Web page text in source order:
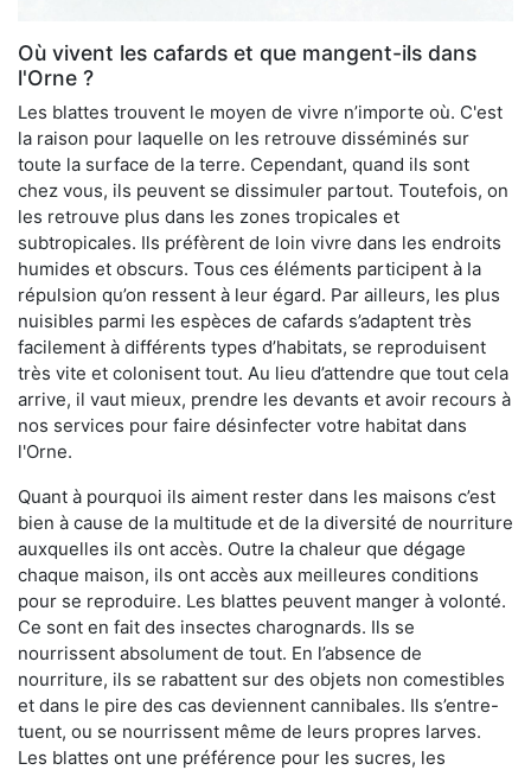
Où vivent les cafards et que mangent-ils dans
l'Orne ?
Les blattes trouvent le moyen de vivre n’importe où. C'est
la raison pour laquelle on les retrouve disséminés sur
toute la surface de la terre. Cependant, quand ils sont
chez vous, ils peuvent se dissimuler partout. Toutefois, on
les retrouve plus dans les zones tropicales et
subtropicales. Ils préfèrent de loin vivre dans les endroits
humides et obscurs. Tous ces éléments participent à la
répulsion qu’on ressent à leur égard. Par ailleurs, les plus
nuisibles parmi les espèces de cafards s’adaptent très
facilement à différents types d’habitats, se reproduisent
très vite et colonisent tout. Au lieu d’attendre que tout cela
arrive, il vaut mieux, prendre les devants et avoir recours à
nos services pour faire désinfecter votre habitat dans
l'Orne.
Quant à pourquoi ils aiment rester dans les maisons c’est
bien à cause de la multitude et de la diversité de nourriture
auxquelles ils ont accès. Outre la chaleur que dégage
chaque maison, ils ont accès aux meilleures conditions
pour se reproduire. Les blattes peuvent manger à volonté.
Ce sont en fait des insectes charognards. Ils se
nourrissent absolument de tout. En l’absence de
nourriture, ils se rabattent sur des objets non comestibles
et dans le pire des cas deviennent cannibales. Ils s’entre-
tuent, ou se nourrissent même de leurs propres larves.
Les blattes ont une préférence pour les sucres, les